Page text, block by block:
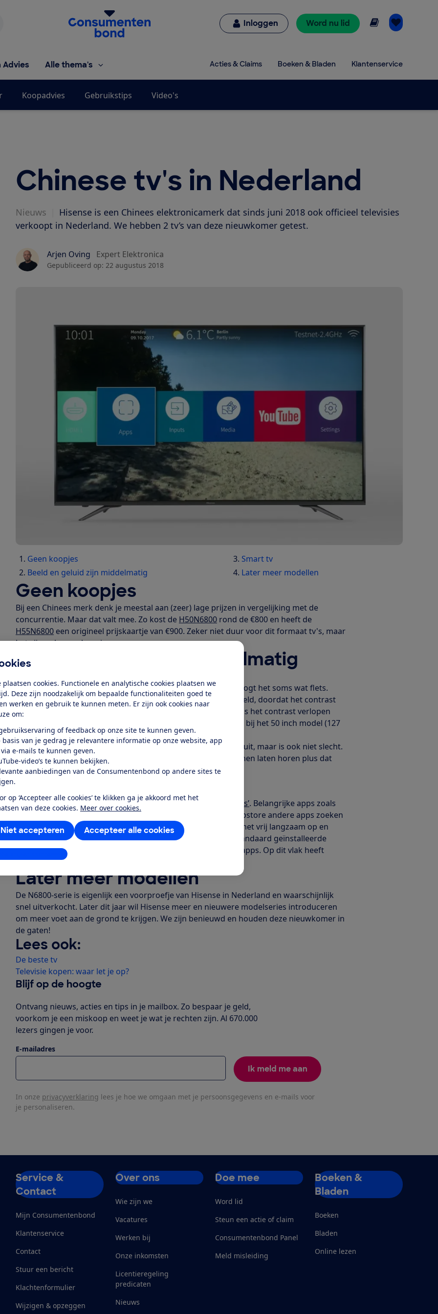
plaatsen cookies. Functionele en analytische cookies plaatsen we
Deze zijn noodzakelijk om bepaalde functionaliteiten goed te
werken en gebruik te kunnen meten. Er zijn ook cookies naar
om:
of feedback op onze site te kunnen geven.
basis van je gedrag je relevantere informatie op onze website, app
e-mails te kunnen geven.
video’s te kunnen bekijken.
aanbiedingen van de Consumentenbond op andere sites te
op ‘Accepteer alle cookies’ te klikken ga je akkoord met het
van deze cookies. Meer over cookies.
Accepteer alle cookies
Niet accepteren
aanpassen
Homepage van de Consumentenbond
Inloggen Word nu lid Online lezen
Advies Alle thema's Acties & Claims Boeken & Bladen Klantenservice
Koopadvies Gebruikstips Video's
Chinese tv's in Nederland
Nieuws
Hisense is een Chinees elektronicamerk dat sinds juni 2018 ook officieel televisies
verkoopt in Nederland. We hebben 2 tv’s van deze nieuwkomer getest.
Arjen Oving Expert Elektronica
Gepubliceerd op: 22 augustus 2018
Geen koopjes
Beeld en geluid zijn middelmatig
Smart tv
Later meer modellen
Geen koopjes
Bij een Chinees merk denk je meestal aan (zeer) lage prijzen in vergelijking met de
concurrentie. Maar dat valt mee. Zo kost de H50N6800 rond de €800 en heeft de
H55N6800 een origineel prijskaartje van €900. Zeker niet duur voor dit formaat tv's, maar
het zijn ook geen koopjes.
Beeld en geluid zijn middelmatig
Zo laten dezeultra hd-tv’s wel een scherp plaatje zien, maar oogt het soms wat flets.
Daarnaast verliezen ze aan detail in donkere delen van het beeld, doordat het contrast
wat te sterk is. Ook is de kijkhoek niet groot: zowel de kleur als het contrast verlopen
snel, zodra je meer vanaf de zijkant naar de tv kijkt. Al gaat dit bij het 50 inch model (127
cm) net iets beter dan bij de grotere 55 inch versie (140 cm).
Wat het geluid betreft, ook dat is middelmatig: het blinkt niet uit, maar is ook niet slecht.
Grootste minpunt hierbij is dat beide tv’s vrijwel geen lage tonen laten horen plus dat
het soms wat dun en schril klinkt.
Zoals vrijwel alle tv’s tegenwoordig gaat het hier om smart tv's’. Belangrijke apps zoals
Netflix en Youtube zitten er standaard op en je kunt via de appstore andere apps zoeken
en installeren. Alleen werkt het allemaal nogal traag: zo start het vrij langzaam op en
gaat het invoeren van tekst niet echt vlot. Verder kun je de standaard geïnstalleerde
apps niet verwijderen en biedt de appstore weinig populaire apps. Op dit vlak heeft
Hisense duidelijk nog een stap te maken.
Later meer modellen
De N6800-serie is eigenlijk een voorproefje van Hisense in Nederland en waarschijnlijk
snel uitverkocht. Later dit jaar wil Hisense meer en nieuwere modelseries introduceren
om meer voet aan de grond te krijgen. We zijn benieuwd en houden deze nieuwkomer in
de gaten!
Lees ook:
De beste tv
Televisie kopen: waar let je op?
Blijf op de hoogte
Ontvang nieuws, acties en tips in je mailbox. Zo bespaar je geld,
voorkom je een miskoop en weet je wat je rechten zijn. Al 670.000
lezers gingen je voor.
E-mailadres
Ik meld me aan
In onze privacyverklaring lees je hoe we omgaan met je persoonsgegevens en e-mails voor
je personaliseren.
Service &
Contact
Mijn Consumentenbond
Klantenservice
Contact
Stuur een bericht
Klachtenformulier
Wijzigen & opzeggen
Over ons
Wie zijn we
Vacatures
Werken bij
Onze inkomsten
Licentieregeling
predicaten
Nieuws
Doe mee
Word lid
Steun een actie of claim
Consumentenbond Panel
Meld misleiding
Boeken &
Bladen
Boeken
Bladen
Online lezen